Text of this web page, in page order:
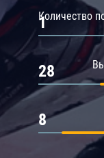
Количество
1
28
8